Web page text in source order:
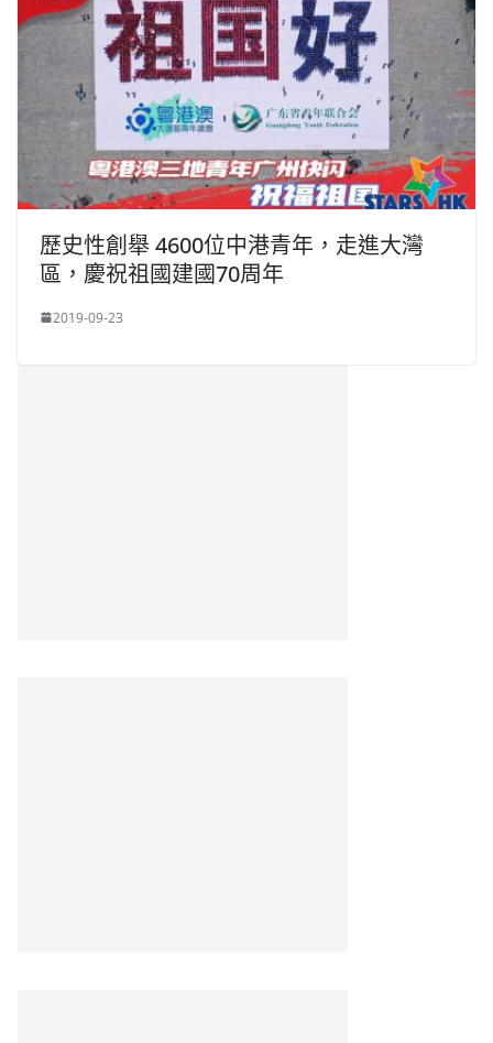
歷史性創舉 4600位中港青年，走進大灣
區，慶祝祖國建國70周年
2019-09-23